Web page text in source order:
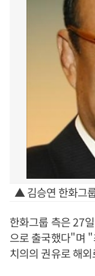
▲ 김승연 한화그
한화그룹 측은27일
으로 출국했다"며 "
치의의 권유로 해